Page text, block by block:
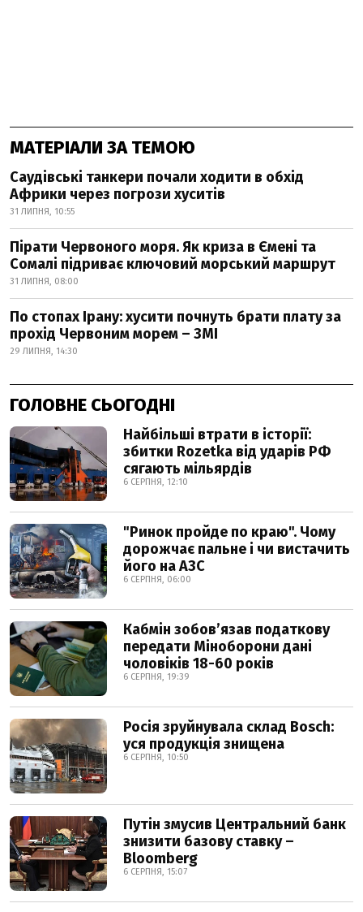
МАТЕРІАЛИ ЗА ТЕМОЮ
Саудівські танкери почали ходити в обхід
Африки через погрози хуситів
31 ЛИПНЯ, 10:55
Пірати Червоного моря. Як криза в Ємені та
Сомалі підриває ключовий морський маршрут
31 ЛИПНЯ, 08:00
По стопах Ірану: хусити почнуть брати плату за
прохід Червоним морем – ЗМІ
29 ЛИПНЯ, 14:30
ГОЛОВНЕ СЬОГОДНІ
Найбільші втрати в історії:
збитки Rozetka від ударів РФ
сягають мільярдів
6 СЕРПНЯ, 12:10
"Ринок пройде по краю". Чому
дорожчає пальне і чи вистачить
його на АЗС
6 СЕРПНЯ, 06:00
Кабмін зобовʼязав податкову
передати Міноборони дані
чоловіків 18-60 років
6 СЕРПНЯ, 19:39
Росія зруйнувала склад Bosch:
уся продукція знищена
6 СЕРПНЯ, 10:50
Путін змусив Центральний банк
знизити базову ставку –
Bloomberg
6 СЕРПНЯ, 15:07